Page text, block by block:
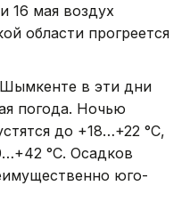
16 мая воздух
области прогреется
в эти дни
погода. Ночью
до +18…+22 °C,
°C. Осадков
юго-